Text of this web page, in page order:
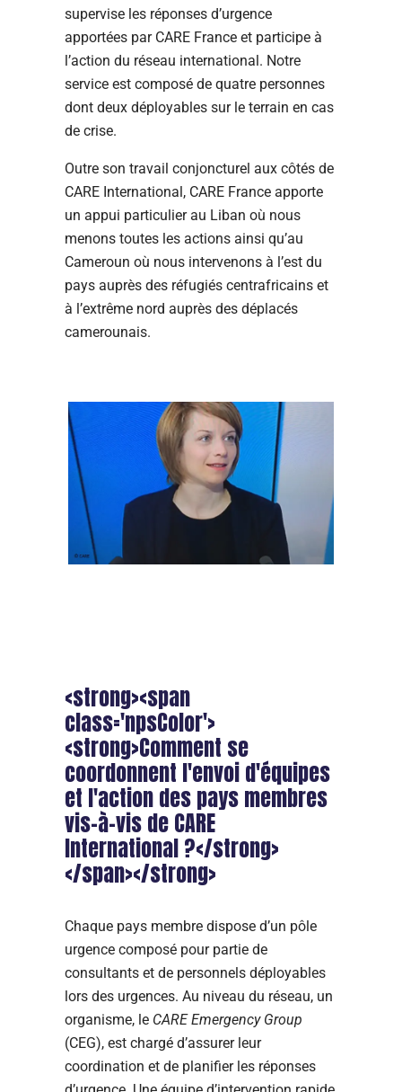
supervise les réponses d’urgence
apportées par CARE France et participe à
l’action du réseau international. Notre
service est composé de quatre personnes
dont deux déployables sur le terrain en cas
de crise.
Outre son travail conjoncturel aux côtés de
CARE International, CARE France apporte
un appui particulier au Liban où nous
menons toutes les actions ainsi qu’au
Cameroun où nous intervenons à l’est du
pays auprès des réfugiés centrafricains et
à l’extrême nord auprès des déplacés
camerounais.
<strong><span
class='npsColor'>
<strong>Comment se
coordonnent l'envoi d'équipes
et l'action des pays membres
vis-à-vis de CARE
International ?</strong>
</span></strong>
Chaque pays membre dispose d’un pôle
urgence composé pour partie de
consultants et de personnels déployables
lors des urgences. Au niveau du réseau, un
organisme, le CARE Emergency Group
(CEG), est chargé d’assurer leur
coordination et de planifier les réponses